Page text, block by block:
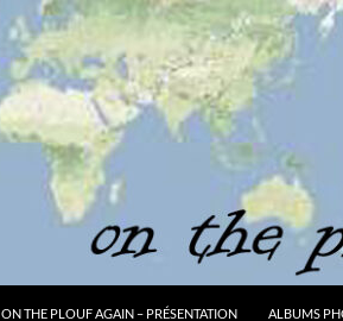
ON THE PLOUF AGAIN – PRÉSENTATION ALBUMS